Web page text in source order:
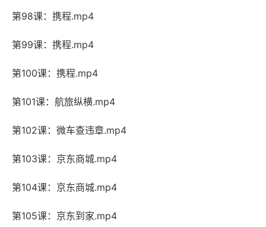
第98课：携程.mp4
第99课：携程.mp4
第100课：携程.mp4
第101课：航旅纵横.mp4
第102课：微车查违章.mp4
第103课：京东商城.mp4
第104课：京东商城.mp4
第105课：京东到家.mp4